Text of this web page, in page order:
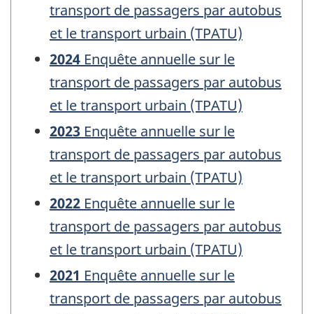
transport de passagers par autobus
et le transport urbain (TPATU)
2024 Enquête annuelle sur le
transport de passagers par autobus
et le transport urbain (TPATU)
2023 Enquête annuelle sur le
transport de passagers par autobus
et le transport urbain (TPATU)
2022 Enquête annuelle sur le
transport de passagers par autobus
et le transport urbain (TPATU)
2021 Enquête annuelle sur le
transport de passagers par autobus